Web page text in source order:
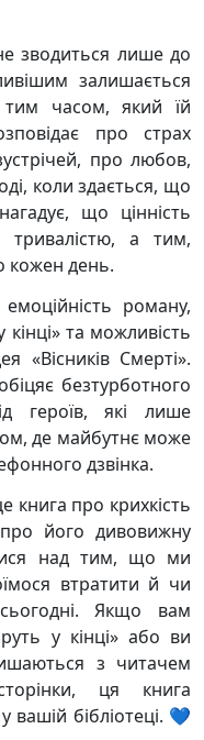
зводиться лише до
залишається
часом, який їй
про страх
про любов,
коли здається, що
що цінність
тривалістю, а тим,
кожен день.
роману,
та можливість
«Вісників Смерті».
безтурботного
героїв, які лише
де майбутнє може
дзвінка.
книга про крихкість
його дивовижну
над тим, що ми
втратити й чи
Якщо вам
у кінці» або ви
з читачем
ця книга
вашій бібліотеці. 💙